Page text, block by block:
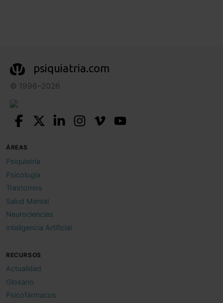
psiquiatria.com
© 1996–2026
ÁREAS
Psiquiatría
Psicología
Trastornos
Salud Mental
Neurociencias
Inteligencia Artificial
RECURSOS
Actualidad
Glosario
Psicofármacos